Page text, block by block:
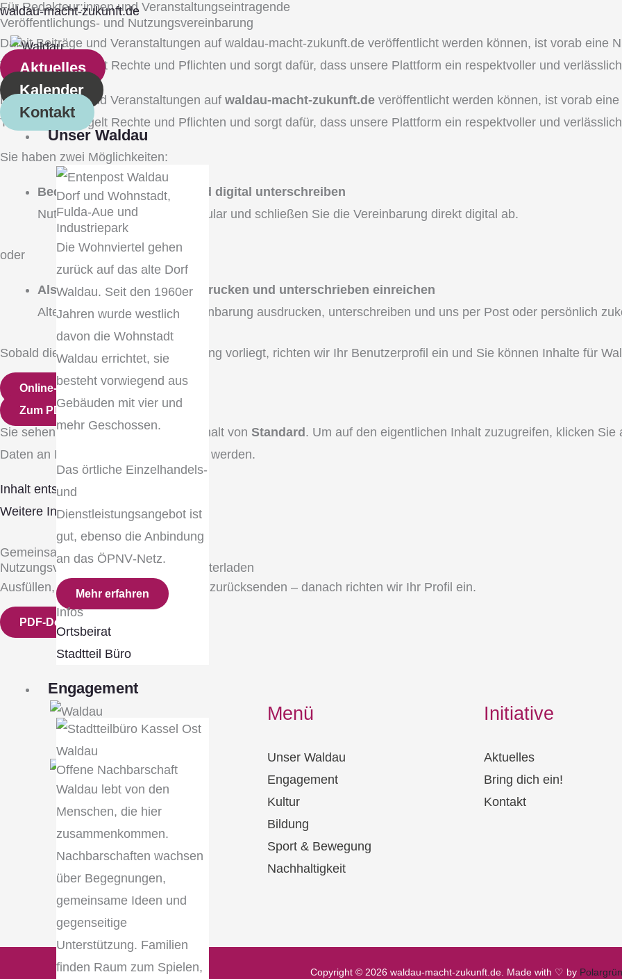
Zum
Inhalt
springen
waldau-macht-zukunft.de
Aktuelles
Kalender
Kontakt
Main
Menu
Unser Waldau
Dorf und Wohnstadt,
Fulda‐Aue und
Industriepark
Die Wohnviertel gehen
zurück auf das alte Dorf
Waldau. Seit den 1960er
Jahren wurde westlich
davon die Wohnstadt
Waldau errichtet, sie
besteht vorwiegend aus
Gebäuden mit vier und
mehr Geschossen.
Das örtliche Einzelhandels‐
und
Dienstleistungsangebot ist
gut, ebenso die Anbindung
an das ÖPNV‐Netz.
Mehr erfahren
Infos
Ortsbeirat
Stadtteil Büro
Engagement
Offene Nachbarschaft
Waldau lebt von den
Menschen, die hier
zusammenkommen.
Nachbarschaften wachsen
über Begegnungen,
gemeinsame Ideen und
gegenseitige
Unterstützung. Familien
finden Raum zum Spielen,
Für Redakteur:innen und Veranstaltungseintragende
Veröffentlichungs- und Nutzungsvereinbarung
Damit Beiträge und Veranstaltungen auf waldau-macht-zukunft.de veröffentlicht werden können, ist vorab eine
Transparenz, regelt Rechte und Pflichten und sorgt dafür, dass unsere Plattform ein respektvoller und
Damit Beiträge und Veranstaltungen auf waldau-macht-zukunft.de veröffentlicht werden können, ist vorab
Transparenz, regelt Rechte und Pflichten und sorgt dafür, dass unsere Plattform ein respektvoller und
Sie haben zwei Möglichkeiten:
Bequem online ausfüllen und digital unterschreiben
Nutzen Sie unser Online-Formular und schließen Sie die Vereinbarung direkt digital ab.
oder
Als PDF herunterladen, ausdrucken und unterschrieben einreichen
Alternativ können Sie die Vereinbarung ausdrucken, unterschreiben und uns per Post oder persönlich
Sobald die unterzeichnete Vereinbarung vorliegt, richten wir Ihr Benutzerprofil ein und Sie können Inhalte für
Online-Formular
Zum PDF-Download
Sie sehen gerade einen Platzhalterinhalt von Standard . Um auf den eigentlichen Inhalt zuzugreifen, klicken
Daten an Drittanbieter weitergegeben werden.
Inhalt entsperren
Weitere Informationen
Gemeinsam für Waldau
Nutzungsvereinbarung als PDF herunterladen
Ausfüllen, unterschreiben und an uns zurücksenden – danach richten wir Ihr Profil ein.
PDF-Download
Menü
Unser Waldau
Engagement
Kultur
Bildung
Sport & Bewegung
Nachhaltigkeit
Initiative
Aktuelles
Bring dich ein!
Kontakt
Copyright © 2026 waldau-macht-zukunft.de. Made with ♡ by Polargrün